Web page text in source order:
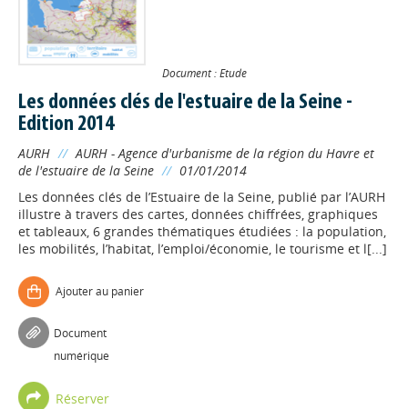
Document : Etude
Les données clés de l'estuaire de la Seine -
Edition 2014
AURH // AURH - Agence d'urbanisme de la région du Havre et
de l'estuaire de la Seine // 01/01/2014
Les données clés de l’Estuaire de la Seine, publié par l’AURH
illustre à travers des cartes, données chiffrées, graphiques
et tableaux, 6 grandes thématiques étudiées : la population,
les mobilités, l’habitat, l’emploi/économie, le tourisme et l[...]
Ajouter au panier
Document
numérique
Réserver